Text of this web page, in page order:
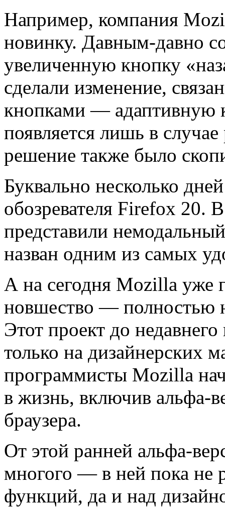
Например, компания
новинку. Давным-давно
увеличенную кнопку
сделали изменение,
кнопками — адаптивную
появляется лишь в
решение также было
Буквально несколько
обозревателя Firefox 20.
представили
назван одним из самых
А на сегодня Mozilla уже
новшество — полностью
Этот проект до
только на дизайнерских
программисты Mozilla
в жизнь, включив альфа-
браузера.
От этой ранней альфа-
многого — в ней пока не
функций, да и над